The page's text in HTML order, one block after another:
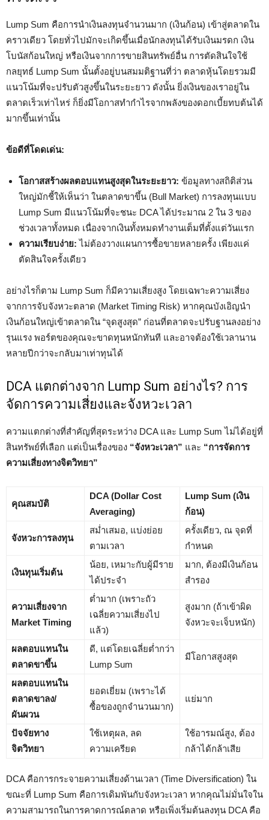
Lump Sum คือการนำเงินลงทุนจำนวนมาก (เงินก้อน) เข้าสู่ตลาดใน
คราวเดียว โดยทั่วไปมักจะเกิดขึ้นเมื่อนักลงทุนได้รับเงินมรดก เงิน
โบนัสก้อนใหญ่ หรือเงินจากการขายสินทรัพย์อื่น การตัดสินใจใช้
กลยุทธ์ Lump Sum นั้นตั้งอยู่บนสมมติฐานที่ว่า ตลาดหุ้นโดยรวมมี
แนวโน้มที่จะปรับตัวสูงขึ้นในระยะยาว ดังนั้น ยิ่งเงินของเราอยู่ใน
ตลาดเร็วเท่าไหร่ ก็ยิ่งมีโอกาสทำกำไรจากพลังของดอกเบี้ยทบต้นได้
มากขึ้นเท่านั้น
ข้อดีที่โดดเด่น:
โอกาสสร้างผลตอบแทนสูงสุดในระยะยาว: ข้อมูลทางสถิติส่วน
ใหญ่มักชี้ให้เห็นว่า ในตลาดขาขึ้น (Bull Market) การลงทุนแบบ
Lump Sum มีแนวโน้มที่จะชนะ DCA ได้ประมาณ 2 ใน 3 ของ
ช่วงเวลาทั้งหมด เนื่องจากเงินทั้งหมดทำงานเต็มที่ตั้งแต่วันแรก
ความเรียบง่าย: ไม่ต้องวางแผนการซื้อขายหลายครั้ง เพียงแค่
ตัดสินใจครั้งเดียว
อย่างไรก็ตาม Lump Sum ก็มีความเสี่ยงสูง โดยเฉพาะความเสี่ยง
จากการจับจังหวะตลาด (Market Timing Risk) หากคุณบังเอิญนำ
เงินก้อนใหญ่เข้าตลาดใน “จุดสูงสุด” ก่อนที่ตลาดจะปรับฐานลงอย่าง
รุนแรง พอร์ตของคุณจะขาดทุนหนักทันที และอาจต้องใช้เวลานาน
หลายปีกว่าจะกลับมาเท่าทุนได้
DCA แตกต่างจาก Lump Sum อย่างไร? การ
จัดการความเสี่ยงและจังหวะเวลา
ความแตกต่างที่สำคัญที่สุดระหว่าง DCA และ Lump Sum ไม่ได้อยู่ที่
สินทรัพย์ที่เลือก แต่เป็นเรื่องของ “จังหวะเวลา” และ “การจัดการ
ความเสี่ยงทางจิตวิทยา”
คุณสมบัติ
DCA (Dollar Cost
Averaging)
Lump Sum (เงิน
ก้อน)
จังหวะการลงทุน
สม่ำเสมอ, แบ่งย่อย
ตามเวลา
ครั้งเดียว, ณ จุดที่
กำหนด
เงินทุนเริ่มต้น
น้อย, เหมาะกับผู้มีราย
ได้ประจำ
มาก, ต้องมีเงินก้อน
สำรอง
ความเสี่ยงจาก
Market Timing
ต่ำมาก (เพราะถัว
เฉลี่ยความเสี่ยงไป
แล้ว)
สูงมาก (ถ้าเข้าผิด
จังหวะจะเจ็บหนัก)
ผลตอบแทนใน
ตลาดขาขึ้น
ดี, แต่โดยเฉลี่ยต่ำกว่า
Lump Sum
มีโอกาสสูงสุด
ผลตอบแทนใน
ตลาดขาลง/
ผันผวน
ยอดเยี่ยม (เพราะได้
ซื้อของถูกจำนวนมาก)
แย่มาก
ปัจจัยทาง
จิตวิทยา
ใช้เหตุผล, ลด
ความเครียด
ใช้อารมณ์สูง, ต้อง
กล้าได้กล้าเสีย
DCA คือการกระจายความเสี่ยงด้านเวลา (Time Diversification) ใน
ขณะที่ Lump Sum คือการเดิมพันกับจังหวะเวลา หากคุณไม่มั่นใจใน
ความสามารถในการคาดการณ์ตลาด หรือเพิ่งเริ่มต้นลงทุน DCA คือ